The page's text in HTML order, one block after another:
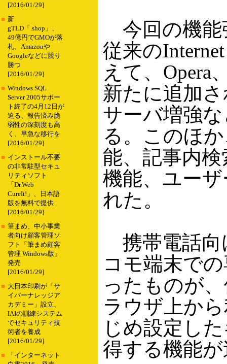
[2016/01/29]
■ 新
gTLD「.shop」、
49億円でGMOが落
札、Amazonや
Googleなどに競り
勝つ
[2016/01/29]
■ Windows SQL
Server 2005サポー
ト終了の4月12日が
迫る、報告済み脆
弱性の深刻度も高
く、早急な移行を
[2016/01/29]
■ インストール不要
の非常駐型セキュ
リティソフト
「Dr.Web
CureIt!」、日本語
版を無料で提供
[2016/01/29]
■ 筆まめ、中小事業
者向け顧客管理ソ
フト「筆まめ顧客
管理 Windows版」
発売
[2016/01/29]
■ 大日本印刷が「サ
イバーナレッジア
カデミー」設立、
IAIの訓練システム
でセキュリティ技
術者を養成
[2016/01/29]
■
「インターネット
今回の機能
従来の
えて、Opera
新たに追加
サーバ増強
る。このほ
能、記事内
機能、ユー
れた。
携帯電話向
コモ端末で
ったものが
ラウザ上か
じめ設定し
得する機能